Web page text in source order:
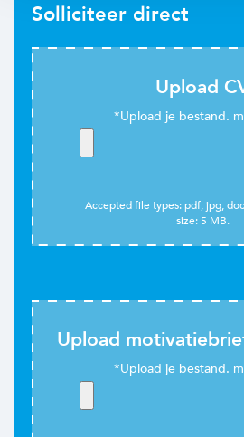
Solliciteer direct
Upload
Accepted file types: pdf, jpg,
size: 5 MB.
Upload